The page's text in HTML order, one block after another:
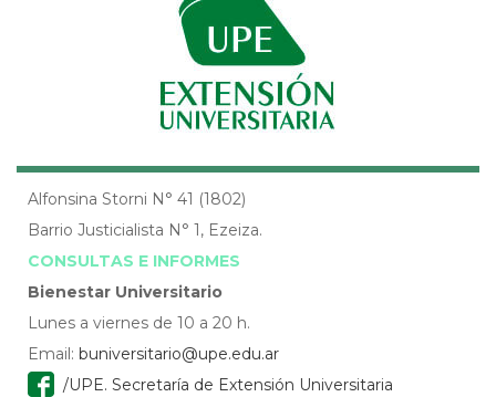
Alfonsina Storni N° 41 (1802)
Barrio Justicialista N° 1, Ezeiza.
CONSULTAS E INFORMES
Bienestar Universitario
Lunes a viernes de 10 a 20 h.
Email: buniversitario@upe.edu.ar
/UPE. Secretaría de Extensión Universitaria